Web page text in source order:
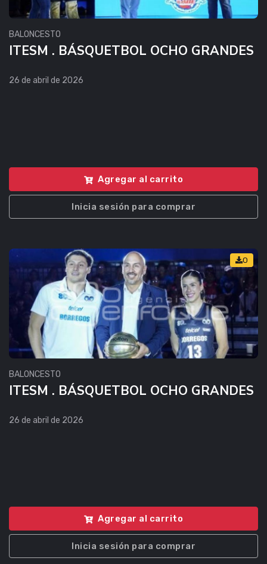
BALONCESTO
ITESM . BÁSQUETBOL OCHO GRANDES
26 de abril de 2026
Agregar al carrito
Inicia sesión para comprar
0
BALONCESTO
ITESM . BÁSQUETBOL OCHO GRANDES
26 de abril de 2026
Agregar al carrito
Inicia sesión para comprar